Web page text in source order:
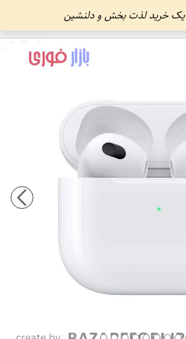
یک خرید لذت بخش و دلنشین